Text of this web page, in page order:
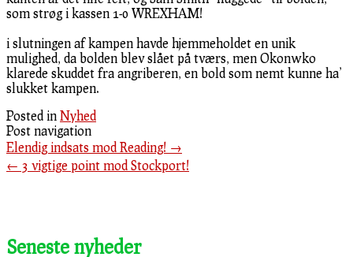
som strøg i kassen 1-0 WREXHAM!
i slutningen af kampen havde hjemmeholdet en unik
mulighed, da bolden blev slået på tværs, men Okonwko
klarede skuddet fra angriberen, en bold som nemt kunne ha’
slukket kampen.
Posted in Nyhed
Post navigation
Elendig indsats mod Reading! →
← 3 vigtige point mod Stockport!
Seneste nyheder